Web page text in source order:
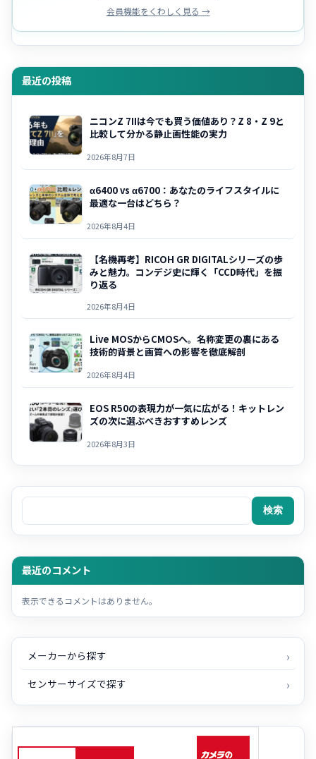
会員機能をくわしく見る →
最近の投稿
ニコンZ 7IIは今でも買う価値あり？Z 8・Z 9と
比較して分かる静止画性能の実力
2026年8月7日
α6400 vs α6700：あなたのライフスタイルに
最適な一台はどちら？
2026年8月4日
【名機再考】RICOH GR DIGITALシリーズの歩
みと魅力。コンデジ史に輝く「CCD時代」を振
り返る
2026年8月4日
Live MOSからCMOSへ。名称変更の裏にある
技術的背景と画質への影響を徹底解剖
2026年8月4日
EOS R50の表現力が一気に広がる！キットレン
ズの次に選ぶべきおすすめレンズ
2026年8月3日
検索
検索
最近のコメント
表示できるコメントはありません。
メーカーから探す
センサーサイズで探す